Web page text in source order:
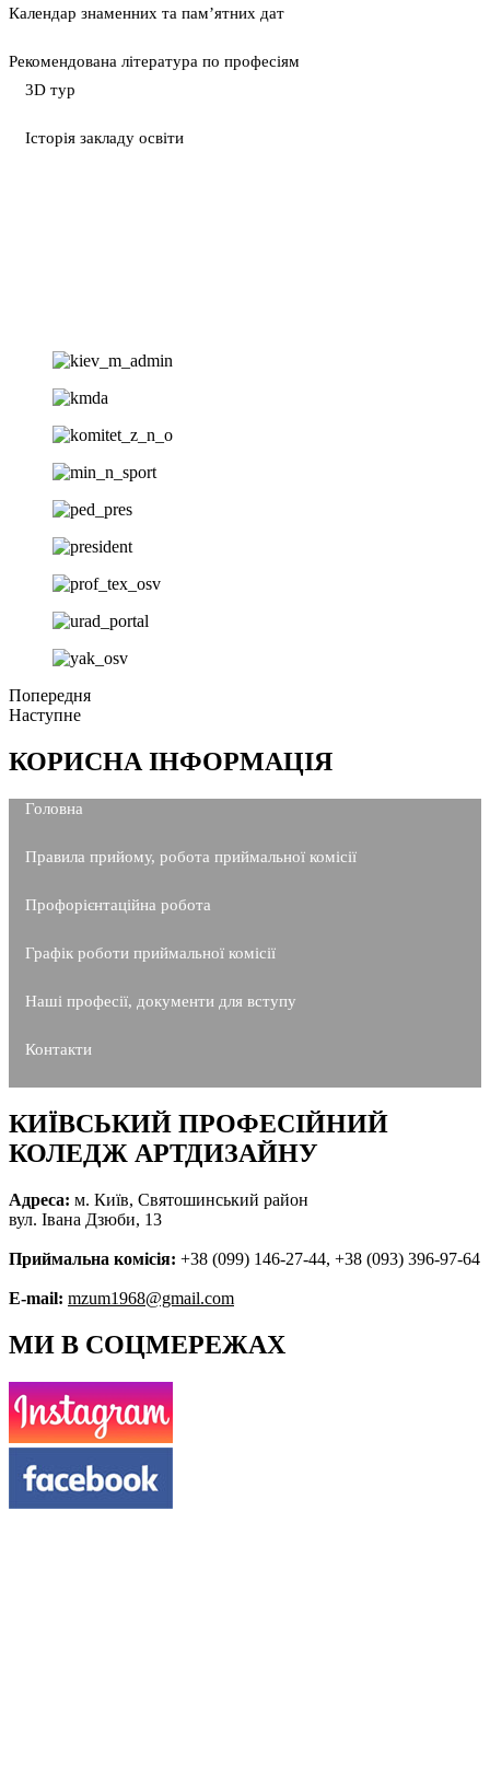
Календар знаменних та пам’ятних дат
Рекомендована література по професіям
3D тур
Історія закладу освіти
Попередня
Наступне
КОРИСНА ІНФОРМАЦІЯ
Головна
Правила прийому, робота приймальної комісії
Профорієнтаційна робота
Графік роботи приймальної комісії
Наші професії, документи для вступу
Контакти
КИЇВСЬКИЙ ПРОФЕСІЙНИЙ
КОЛЕДЖ АРТДИЗАЙНУ
Адреса: м. Київ, Святошинський район
вул. Івана Дзюби, 13
Приймальна комісія: +38 (099) 146-27-44, +38 (093) 396-97-64
E-mail: mzum1968@gmail.com
МИ В СОЦМЕРЕЖАХ